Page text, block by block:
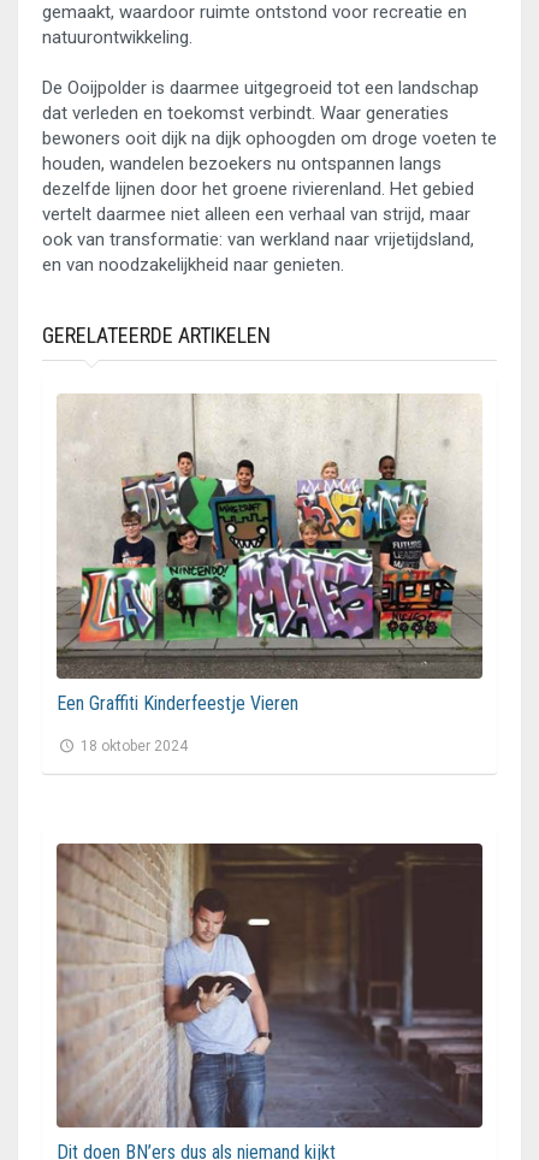
gemaakt, waardoor ruimte ontstond voor recreatie en
natuurontwikkeling.
De Ooijpolder is daarmee uitgegroeid tot een landschap
dat verleden en toekomst verbindt. Waar generaties
bewoners ooit dijk na dijk ophoogden om droge voeten te
houden, wandelen bezoekers nu ontspannen langs
dezelfde lijnen door het groene rivierenland. Het gebied
vertelt daarmee niet alleen een verhaal van strijd, maar
ook van transformatie: van werkland naar vrijetijdsland,
en van noodzakelijkheid naar genieten.
GERELATEERDE ARTIKELEN
Een Graffiti Kinderfeestje Vieren
18 oktober 2024
Dit doen BN’ers dus als niemand kijkt